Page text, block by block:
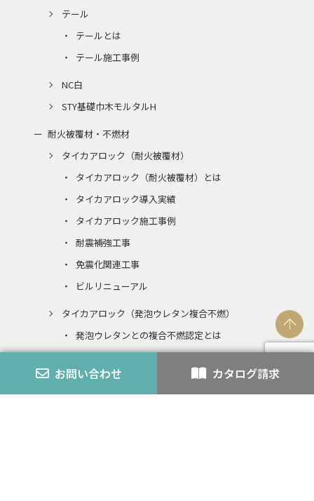
お問い合わせ カタログ請求
テール
テールとは
テール施工事例
NC白
STY基礎巾木モルタルH
耐火被覆材・不燃材
タイカアロック（耐火被覆材）
タイカアロック（耐火被覆材）とは
タイカアロック導入実績
タイカアロック施工事例
耐震補強工事
免震化関連工事
ビルリニューアル
タイカアロック（発泡ウレタン複合不燃）
発泡ウレタンとの複合不燃認定とは